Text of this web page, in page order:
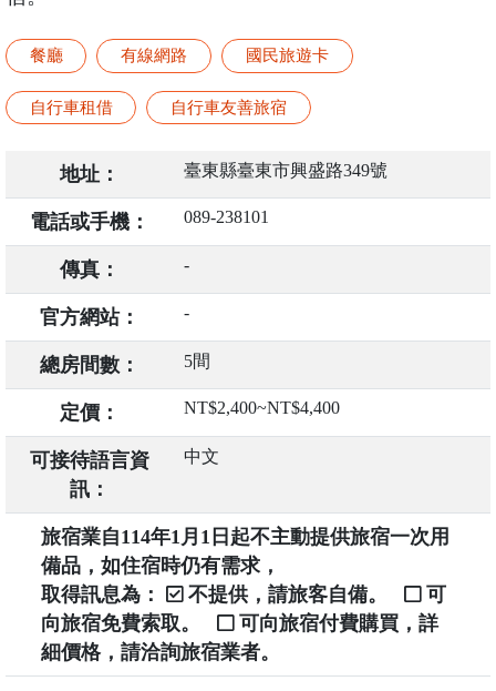
餐廳 有線網路 國民旅遊卡
自行車租借 自行車友善旅宿
地址： 臺東縣臺東市興盛路349號
電話或手機： 089-238101
傳真： -
官方網站： -
總房間數： 5間
定價： NT$2,400~NT$4,400
可接待語言資
訊：
中文
旅宿業自114年1月1日起不主動提供旅宿一次用
備品，如住宿時仍有需求，
取得訊息為：
不提供，請旅客自備。
可
向旅宿免費索取。
可向旅宿付費購買，詳
細價格，請洽詢旅宿業者。